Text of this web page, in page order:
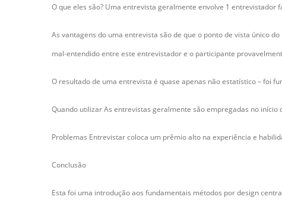
O que eles são? Uma entrevista geralmente envolve 1 entrevistador
As vantagens do uma entrevista são de que o ponto de vista único
mal-entendido entre este entrevistador e o participante
O resultado de uma entrevista é quase apenas não estatístico – foi
Quando utilizar As entrevistas geralmente são empregadas no
Problemas Entrevistar coloca um prêmio alto na experiência e
Conclusão
Esta foi uma introdução aos fundamentais métodos por design